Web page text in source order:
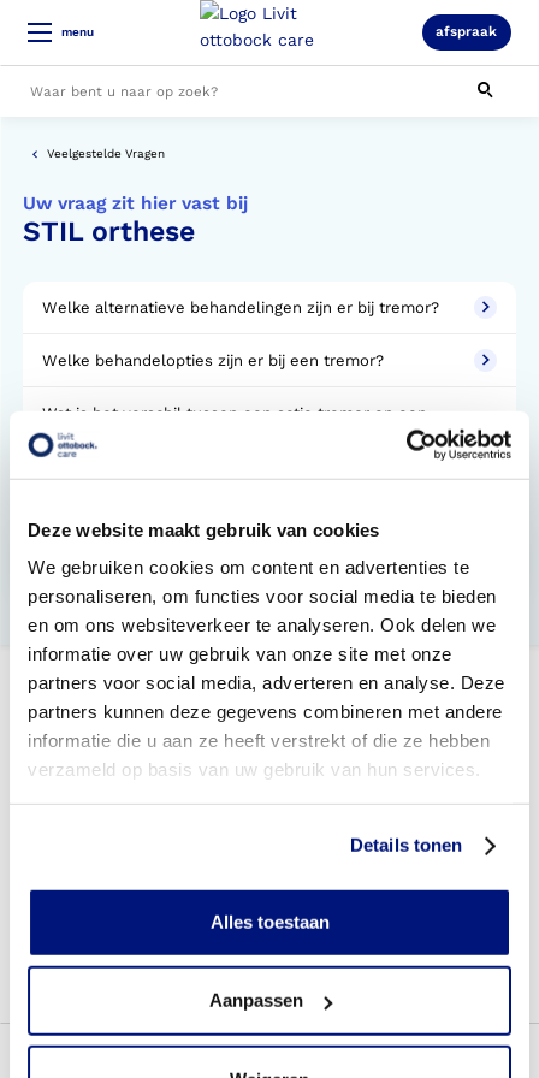
Deze website maakt gebruik van cookies
We gebruiken cookies om content en advertenties te
personaliseren, om functies voor social media te bieden
en om ons websiteverkeer te analyseren. Ook delen we
informatie over uw gebruik van onze site met onze
partners voor social media, adverteren en analyse. Deze
partners kunnen deze gegevens combineren met andere
informatie die u aan ze heeft verstrekt of die ze hebben
verzameld op basis van uw gebruik van hun services.
Details tonen
Alles toestaan
Aanpassen
menu afspraak
Alle resultaten
Veelgestelde Vragen
Uw vraag zit hier vast bij
STIL orthese
Welke alternatieve behandelingen zijn er bij tremor?
Welke behandelopties zijn er bij een tremor?
Wat is het verschil tussen een actie tremor en een
rust tremor?
28 antwoorden
8.3
Meer dan 24.000 tevreden klanten
Producten